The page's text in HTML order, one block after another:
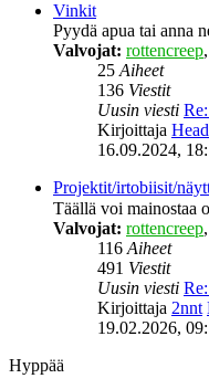
Vinkit
Pyydä apua tai anna
Valvojat: rottencreep,
25 Aiheet
136 Viestit
Uusin viesti
Kirjoittaja
16.09.2024,
Projektit/irtobiisit/
Täällä voi mainostaa
Valvojat: rottencreep,
116 Aiheet
491 Viestit
Uusin viesti
Kirjoittaja 2nnt
19.02.2026,
Hyppää